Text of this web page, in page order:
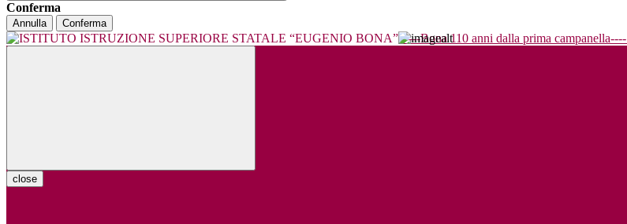
Conferma
Annulla Conferma
----Bona 110 anni dalla prima campanella----
close